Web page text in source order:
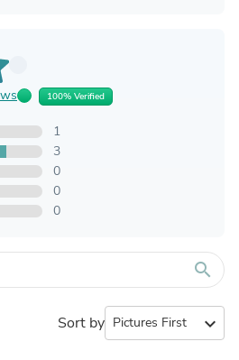
100% Verified
1
3
0
0
0
search
Sort by expand_more